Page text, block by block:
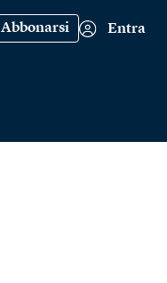
Abbonarsi Entra